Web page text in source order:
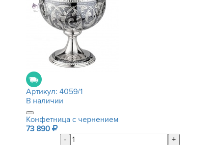
Артикул: 4059/1
В наличии
Конфетница с чернением
73 890
-
+